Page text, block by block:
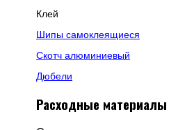
Клей
Шипы самоклеящиеся
Скотч алюминиевый
Дюбели
Расходные материалы